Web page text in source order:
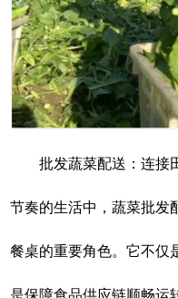
批发蔬菜配送：连接
节奏的生活中，蔬菜批发
餐桌的重要角色。它不仅